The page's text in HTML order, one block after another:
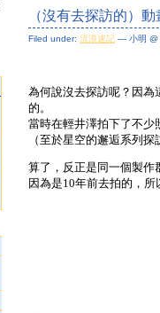
（沒有去探訪的）
Filed under: 流浪速記 — 小明 @
為何說沒去探訪呢？因為
的。
當時在輕井澤拍下了不少
（至於星空的邂逅系列
算了，反正是同一個製作
因為是10年前去拍的，